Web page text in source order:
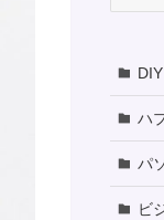
ー
DIY
ハ
パ
ビ